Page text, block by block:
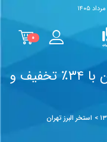
۰
استخر البرز تهران، خرید آنلاین با ۳۴٪ تخفیف و
> استخر البرز تهران